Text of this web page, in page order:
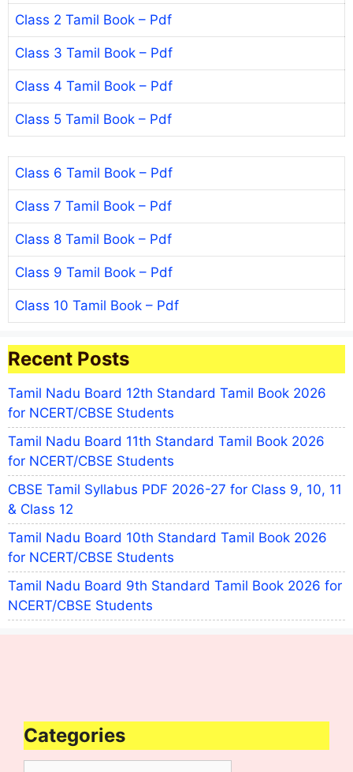
Class 2 Tamil Book – Pdf
Class 3 Tamil Book – Pdf
Class 4 Tamil Book – Pdf
Class 5 Tamil Book – Pdf
Class 6 Tamil Book – Pdf
Class 7 Tamil Book – Pdf
Class 8 Tamil Book – Pdf
Class 9 Tamil Book – Pdf
Class 10 Tamil Book – Pdf
Recent Posts
Tamil Nadu Board 12th Standard Tamil Book 2026
for NCERT/CBSE Students
Tamil Nadu Board 11th Standard Tamil Book 2026
for NCERT/CBSE Students
CBSE Tamil Syllabus PDF 2026-27 for Class 9, 10, 11
& Class 12
Tamil Nadu Board 10th Standard Tamil Book 2026
for NCERT/CBSE Students
Tamil Nadu Board 9th Standard Tamil Book 2026 for
NCERT/CBSE Students
Categories